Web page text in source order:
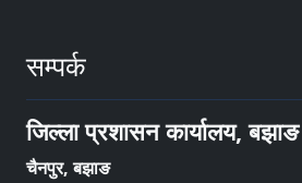
सम्पर्क
जिल्ला प्रशासन कार्यालय, बझाङ
चैनपुर, बझाङ